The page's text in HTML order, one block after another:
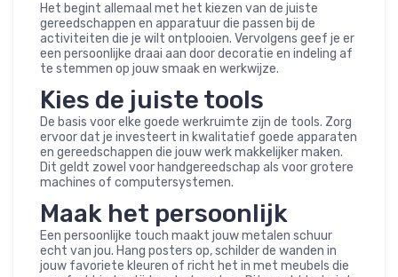
Het begint allemaal met het kiezen van de juiste
gereedschappen en apparatuur die passen bij de
activiteiten die je wilt ontplooien. Vervolgens geef je er
een persoonlijke draai aan door decoratie en indeling af
te stemmen op jouw smaak en werkwijze.
Kies de juiste tools
De basis voor elke goede werkruimte zijn de tools. Zorg
ervoor dat je investeert in kwalitatief goede apparaten
en gereedschappen die jouw werk makkelijker maken.
Dit geldt zowel voor handgereedschap als voor grotere
machines of computersystemen.
Maak het persoonlijk
Een persoonlijke touch maakt jouw metalen schuur
echt van jou. Hang posters op, schilder de wanden in
jouw favoriete kleuren of richt het in met meubels die